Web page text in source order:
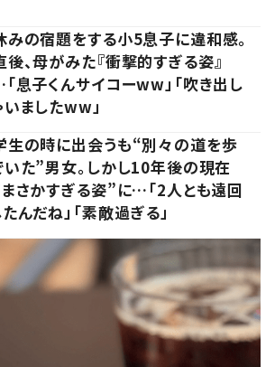
みの宿題をする小5息子に違和感。
、母がみた『衝撃的すぎる姿』
息子くんサイコーww」「吹き出し
いましたww」
生の時に出会うも“別々の道を歩
いた”男女。しかし10年後の現在
さかすぎる姿”に…「2人とも遠回
んだね」「素敵過ぎる」